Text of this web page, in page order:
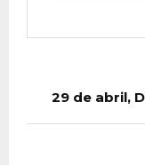
29 de abril,